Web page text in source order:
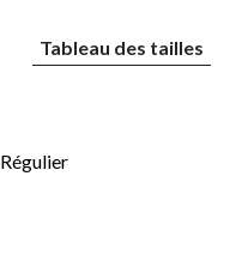
Tableau des tailles
Régulier